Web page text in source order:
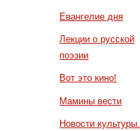
Евангелие дня
Лекции о русской
поэзии
Вот это кино!
Мамины вести
Новости культуры.